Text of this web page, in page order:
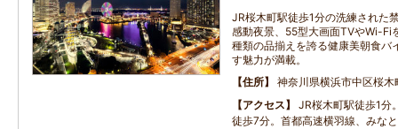
JR桜木町駅徒歩1分の洗練された
感動夜景、55型大画面TVやWi-Fi
種類の品揃えを誇る健康美朝食バ
す魅力が満載。
住所
神奈川県横浜市中区桜木
アクセス
JR桜木町駅徒歩1分
徒歩7分。首都高速横羽線、みな